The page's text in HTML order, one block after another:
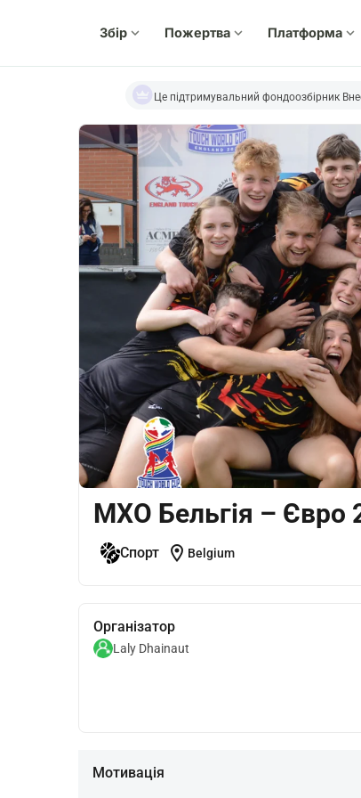
Збір expand_more Пожертва expand_more Платформа expand_more
Це підтримувальний фондоозбірник
MXO Бельгія – Євро
Спорт location_on Belgium
Організатор
Laly Dhainaut
Мотивація